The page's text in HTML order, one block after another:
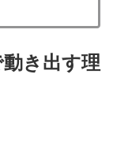
き出す理